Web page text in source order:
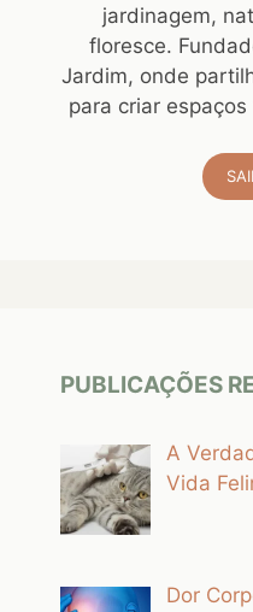
jardinagem,
floresce.
Jardim, onde
para criar
PUBLICAÇÕES
A
Vida
Dor